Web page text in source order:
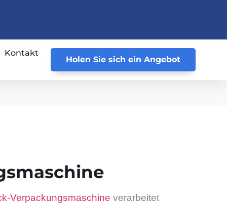
Kontakt
Holen Sie sich ein Angebot
Verpackungsmaschine verarbeitet